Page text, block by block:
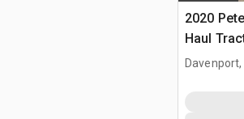
2020
Haul
Davenport,